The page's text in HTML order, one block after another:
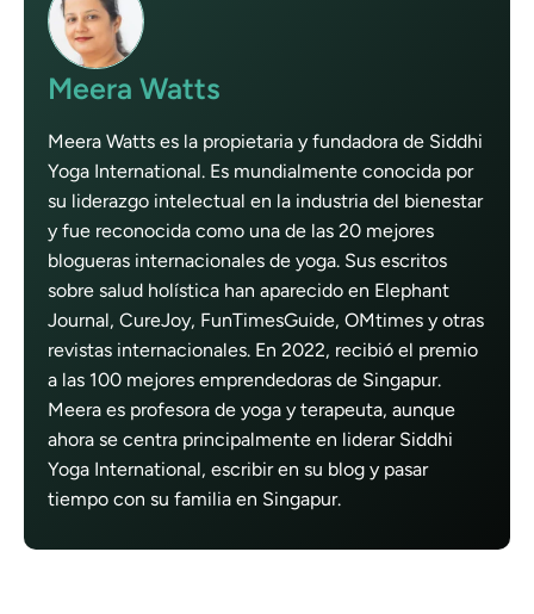
Meera Watts
Meera Watts es la propietaria y fundadora de Siddhi
Yoga International. Es mundialmente conocida por
su liderazgo intelectual en la industria del bienestar
y fue reconocida como una de las 20 mejores
blogueras internacionales de yoga. Sus escritos
sobre salud holística han aparecido en Elephant
Journal, CureJoy, FunTimesGuide, OMtimes y otras
revistas internacionales. En 2022, recibió el premio
a las 100 mejores emprendedoras de Singapur.
Meera es profesora de yoga y terapeuta, aunque
ahora se centra principalmente en liderar Siddhi
Yoga International, escribir en su blog y pasar
tiempo con su familia en Singapur.